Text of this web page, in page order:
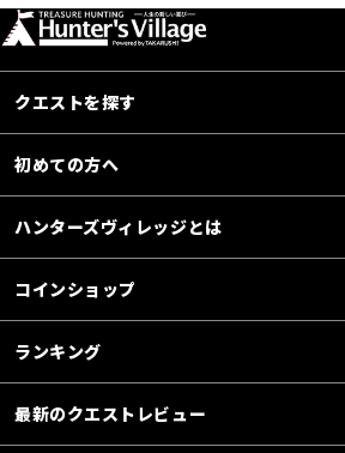
クエストを探す
初めての方へ
ハンターズヴィレッジとは
コインショップ
ランキング
最新のクエストレビュー